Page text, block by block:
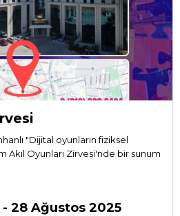
"Dijital oyunların fiziksel
Akıl Oyunları Zirvesi'nde bir sunum
28 Ağustos 2025